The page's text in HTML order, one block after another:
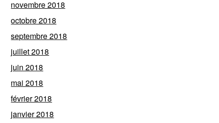
novembre 2018
octobre 2018
septembre 2018
juillet 2018
juin 2018
mai 2018
février 2018
janvier 2018